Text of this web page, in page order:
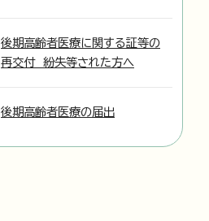
後期高齢者医療に関する証等の
再交付 紛失等された方へ
後期高齢者医療の届出